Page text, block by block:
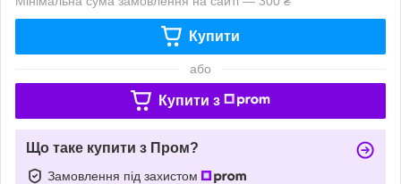
Купити
або
Купити з
Що таке купити з Пром?
Замовлення під захистом